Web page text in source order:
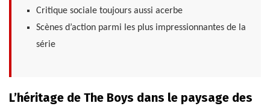
Critique sociale toujours aussi acerbe
Scènes d’action parmi les plus impressionnantes de la
série
L’héritage de The Boys dans le paysage des